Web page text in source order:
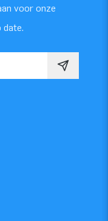
voor onze
date.